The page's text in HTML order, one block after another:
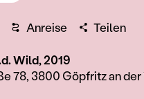
Anreise Teilen
Wild, 2019
78, 3800 Göpfritz an